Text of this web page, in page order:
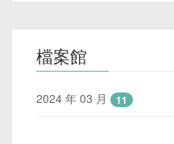
檔案館
2024 年 03 月 11